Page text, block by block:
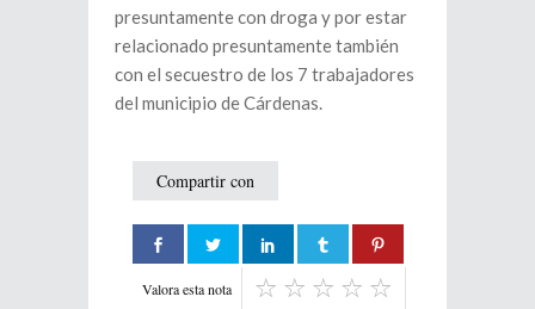
presuntamente con droga y por estar
relacionado presuntamente también
con el secuestro de los 7 trabajadores
del municipio de Cárdenas.
Compartir con
Valora esta nota